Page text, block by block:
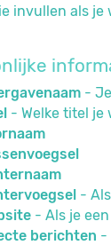
invullen als je
-
- Welke titel je
-
- Als je
berichten -